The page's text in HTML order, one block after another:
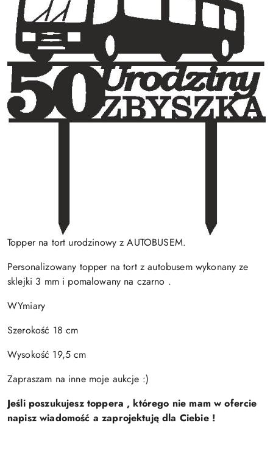
Topper na tort urodzinowy z AUTOBUSEM.
Personalizowany topper na tort z autobusem wykonany ze
sklejki 3 mm i pomalowany na czarno .
WYmiary
Szerokość 18 cm
Wysokość 19,5 cm
Zapraszam na inne moje aukcje :)
Jeśli poszukujesz toppera , którego nie mam w ofercie
napisz wiadomość a zaprojektuję dla Ciebie !